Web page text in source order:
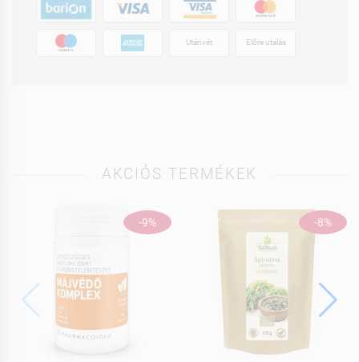
Utánvét Előre utalás
AKCIÓS TERMÉKEK
-9% -8%